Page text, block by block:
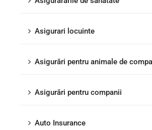
Asigurari locuinte
Asigurări pentru animale de
Asigurări pentru companii
Auto Insurance